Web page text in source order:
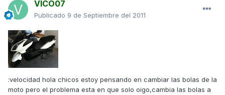
VICO07
Publicado 9 de Septiembre del 2011
:velocidad hola chicos estoy pensando en cambiar las bolas de la
moto pero el problema esta en que solo oigo,cambia las bolas a